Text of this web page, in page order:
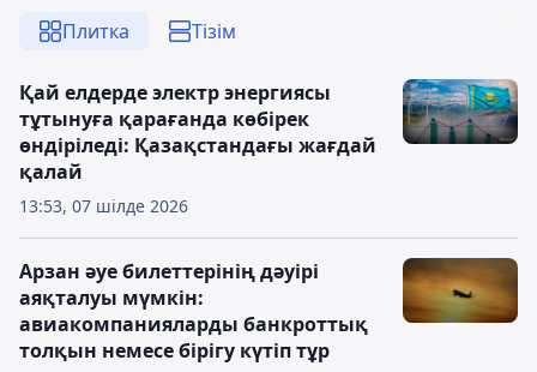
Плитка Тізім
13:53, 07 шілде 2026
Қай елдерде электр энергиясы
тұтынуға қарағанда көбірек
өндіріледі: Қазақстандағы жағдай
қалай
Арзан әуе билеттерінің дәуірі
аяқталуы мүмкін:
авиакомпанияларды банкроттық
толқын немесе бірігу күтіп тұр